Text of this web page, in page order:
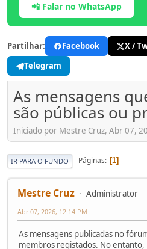
📲 Falar no WhatsApp
Partilhar: Facebook X /
Telegram
As mensagens
são públicas ou
Iniciado por Mestre Cruz, Abr 07,
IR PARA O FUNDO Páginas 1
Mestre Cruz Administrator
Abr 07, 2026, 12:14 PM
As mensagens publicadas no
membros registados. No